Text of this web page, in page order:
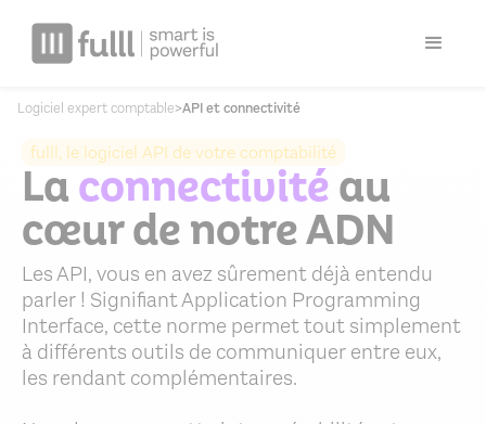
Logiciel expert comptable>API et connectivité
fulll, le logiciel API de votre comptabilité
Laconnectivitéau
cœur de notre ADN
Les API, vous en avez sûrement déjà entendu
parler ! Signifiant Application Programming
Interface, cette norme permet tout simplement
à différents outils de communiquer entre eux,
les rendant complémentaires.